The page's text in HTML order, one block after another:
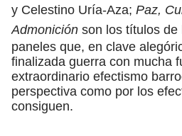
y Celestino Uría-Aza; Paz,
Admonición son los títulos de
paneles que, en clave
finalizada guerra con mucha
extraordinario efectismo
perspectiva como por los
consiguen.